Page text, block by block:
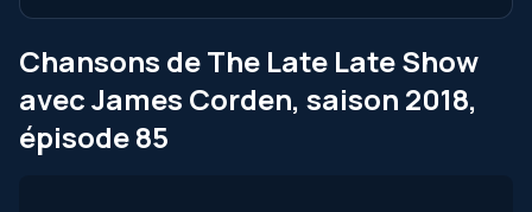
Chansons de The Late Late Show
avec James Corden, saison 2018,
épisode 85